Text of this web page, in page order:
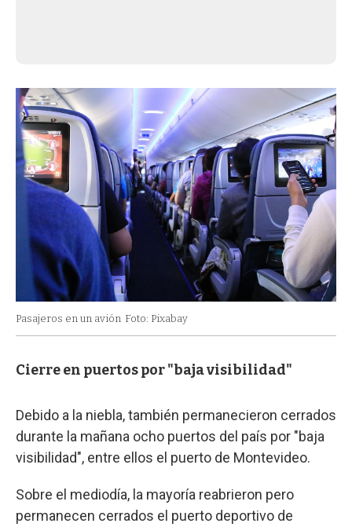
Pasajeros en un avión Foto: Pixabay
Cierre en puertos por "baja visibilidad"
Debido a la niebla, también permanecieron cerrados
durante la mañana ocho puertos del país por "baja
visibilidad", entre ellos el puerto de Montevideo.
Sobre el mediodía, la mayoría reabrieron pero
permanecen cerrados el puerto deportivo de